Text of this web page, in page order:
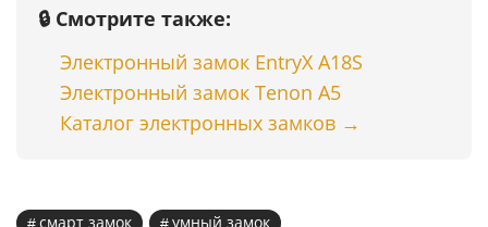
🔒 Смотрите также:
Электронный замок EntryX A18S
Электронный замок Tenon A5
Каталог электронных замков →
смарт замок
умный замок